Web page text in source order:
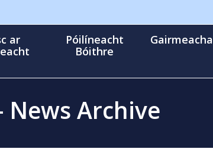
ar
Póilíneacht
Bóithre
Gairmeacha
News Archive